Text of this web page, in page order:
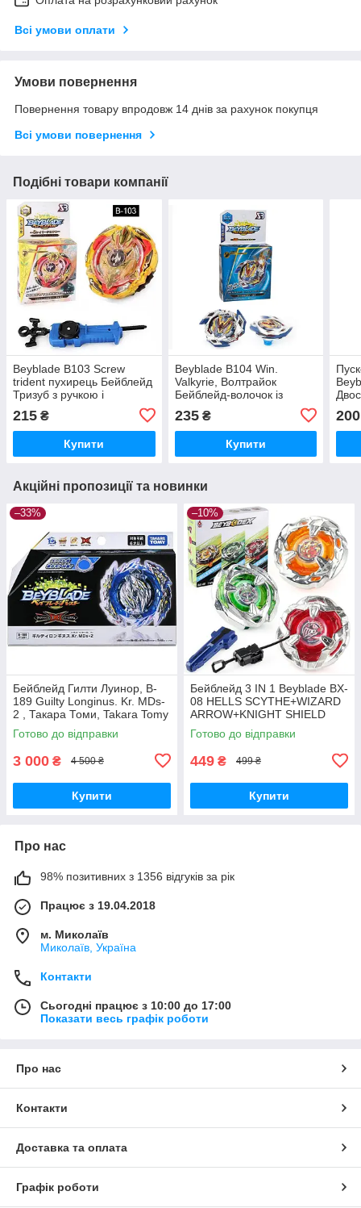
Всі умови оплати
Умови повернення
Повернення товару впродовж 14 днів за рахунок покупця
Всі умови повернення
Подібні товари компанії
Beyblade B103 Screw
trident пухирець Бейблейд
Тризуб з ручкою і
пусковим механізмом B-
103
215 ₴
Купити
Beyblade B104 Win.
Valkyrie, Волтрайок
Бейблейд-волочок із
механізмом B-104
235₴
Купити
200
Акційні пропозиції та новинки
–33%
Бейблейд Гилти Луинор, B-
189 Guilty Longinus. Kr. MDs-
2 , Такара Томи, Takara Tomy
Готово до відправки
3 000 ₴ 4 500 ₴
Купити
–10%
Бейблейд 3 IN 1 Beyblade BX-
08 HELLS SCYTHE+WIZARD
ARROW+KNIGHT SHIELD
BEYBLADE X з пусковим
пристроєм
Готово до відправки
449 ₴ 499 ₴
Купити
Про нас
98% позитивних з 1356 відгуків за рік
Працює з 19.04.2018
м. Миколаїв
Миколаїв, Україна
Контакти
Сьогодні працює з 10:00 до 17:00
Показати весь графік роботи
Про нас
Контакти
Доставка та оплата
Графік роботи